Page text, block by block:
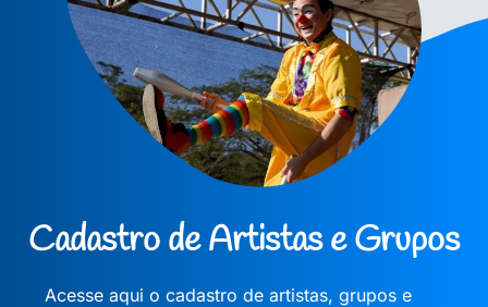
Cadastro de Artistas e Grupos
Acesse aqui o cadastro de artistas, grupos e